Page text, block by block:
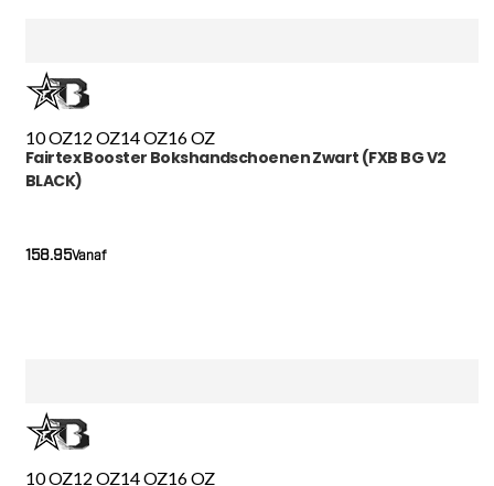
10 OZ12 OZ14 OZ16 OZ
Fairtex Booster Bokshandschoenen Zwart (FXB BG V2
BLACK)
Vanaf
158.95
10 OZ12 OZ14 OZ16 OZ